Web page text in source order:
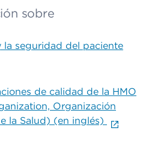
sobre
seguridad del paciente
de calidad de la HMO
Organización
la Salud) (en inglés)